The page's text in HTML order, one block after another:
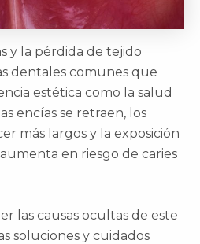
y la pérdida de tejido
dentales comunes que
estética como la salud
encías se retraen, los
más largos y la exposición
en riesgo de caries
las causas ocultas de este
soluciones y cuidados